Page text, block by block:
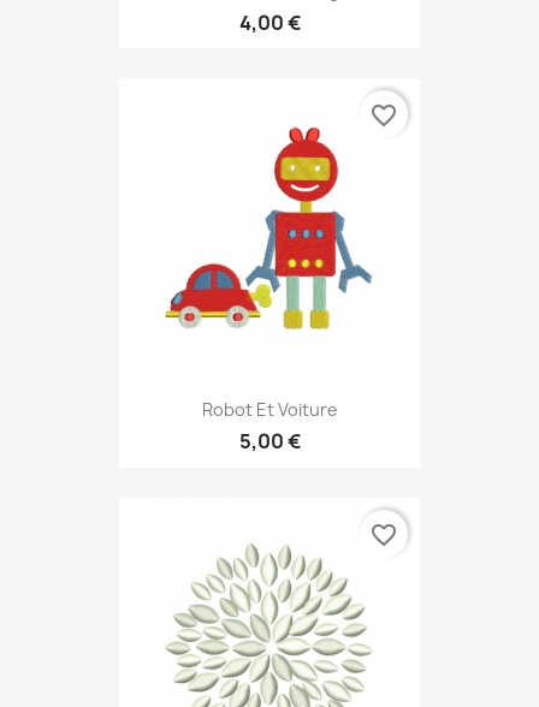
4,00 €
Robot Et Voiture
5,00 €
favorite_border
favorite_border